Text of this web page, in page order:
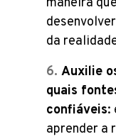
maneira
da
Auxilie
quais
confiáveis:
aprender a